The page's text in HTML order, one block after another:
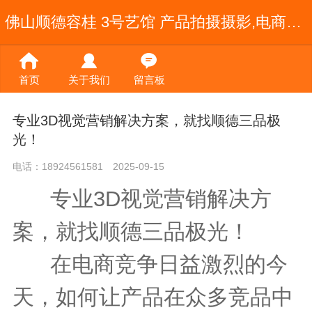
佛山顺德容桂 3号艺馆 产品拍摄摄影,电商视频宣传片制作,天猫详情页设计,直播公司
首页 关于我们 留言板
专业3D视觉营销解决方案，就找顺德三品极
光！
电话：18924561581 2025-09-15
专业3D视觉营销解决方
案，就找顺德三品极光！
在电商竞争日益激烈的今
天，如何让产品在众多竞品中